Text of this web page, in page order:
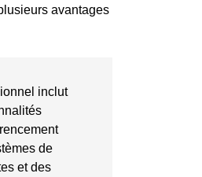
avantages
inclut
de
et des